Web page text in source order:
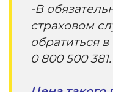
-В
страховом
обратиться
0 800 500